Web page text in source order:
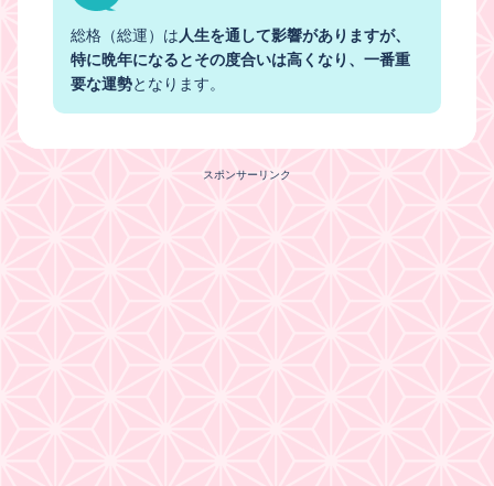
総格（総運）は人生を通して影響がありますが、
特に晩年になるとその度合いは高くなり、一番重
要な運勢となります。
スポンサーリンク